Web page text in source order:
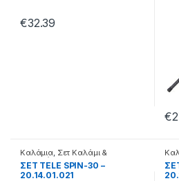
€32.39
€
Καλάμια, Σετ Καλάμι &
Μηχανάκι
ΣΕΤ TELE SPIN-30 –
20.14.01.021